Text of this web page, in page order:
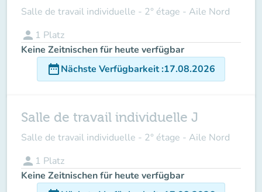
Salle de travail individuelle - 2° étage - Aile Nord
person 1 Platz
Keine Zeitnischen für heute verfügbar
date_rangeNächste Verfügbarkeit:17.08.2026
Salle de travail individuelle J
Salle de travail individuelle - 2° étage - Aile Nord
person 1 Platz
Keine Zeitnischen für heute verfügbar